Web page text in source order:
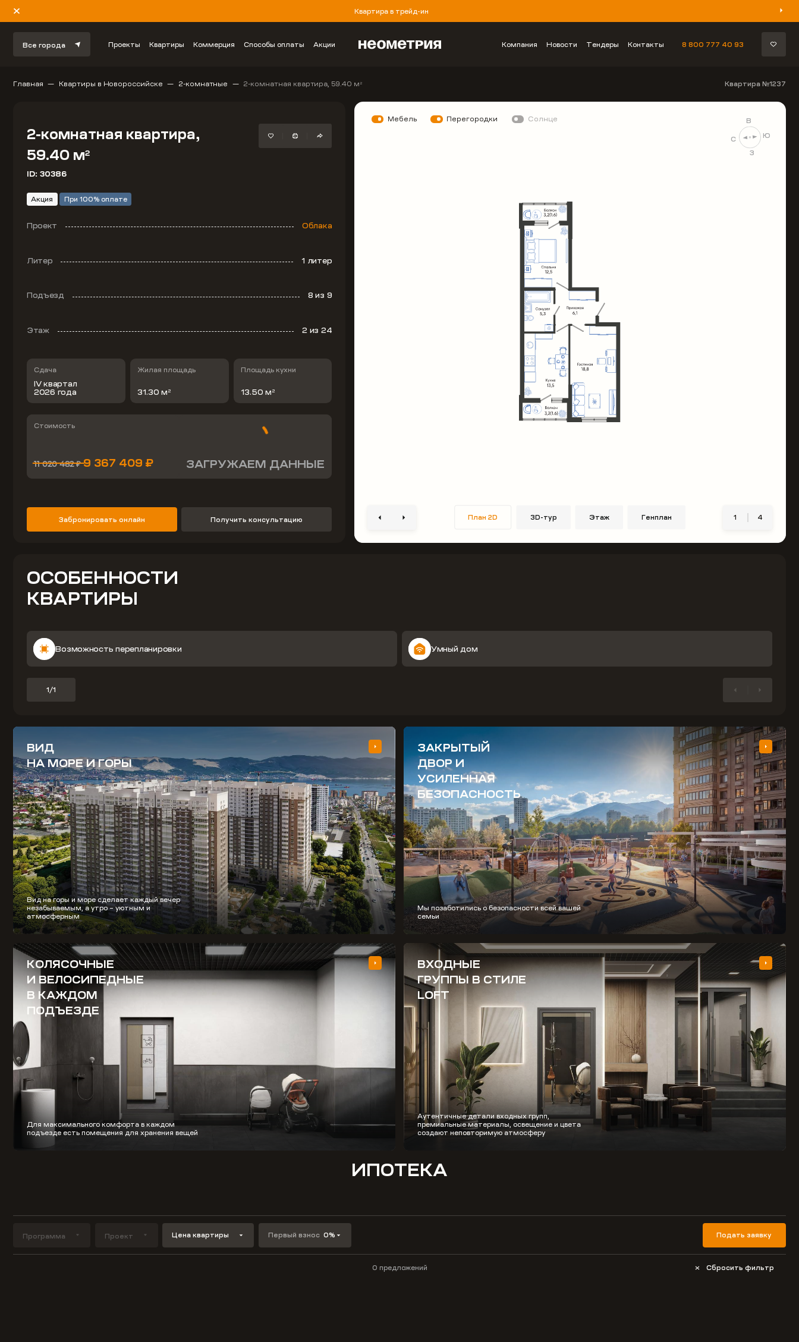
Квартира в трейд-ин
Все города Проекты Квартиры Коммерция Способы оплаты Акции Компания Новости Тендеры Контакты 8 800 777 40 93
Главная Квартиры в Новороссийске 2-комнатные 2-комнатная квартира, 59.40 м 2 Квартира №1237
2-комнатная квартира,
59.40 м2
ID: 30386
Акция При 100% оплате
Проект Облака
Литер 1 литер
Подъезд 8из 9
Этаж 2 из 24
Сдача
IV квартал
2026 года
Жилая площадь
31.30 м 2
Площадь кухни
13.50 м 2
Стоимость
11 020 482 ₽9 367 409 ₽ ЗАГРУЖАЕМ ДАННЫЕ
Забронировать онлайн Получить консультацию
С
В
Ю
З
Мебель Перегородки Солнце
План 2D 3D-тур Этаж Генплан 1 4
ОСОБЕННОСТИ
КВАРТИРЫ
Возможность перепланировки Умный дом
1/1
ВИД
НА МОРЕ И ГОРЫ
Вид на горы и море сделает каждый вечер
незабываемым, а утро – уютным и
атмосферным
ЗАКРЫТЫЙ
ДВОР И
УСИЛЕННАЯ
БЕЗОПАСНОСТЬ
Мы позаботились о безопасности всей вашей
семьи
КОЛЯСОЧНЫЕ
И ВЕЛОСИПЕДНЫЕ
В КАЖДОМ
ПОДЪЕЗДЕ
Для максимального комфорта в каждом
подъезде есть помещения для хранения вещей
ВХОДНЫЕ
ГРУППЫ В СТИЛЕ
LOFT
Аутентичные детали входных групп,
премиальные материалы, освещение и цвета
создают неповторимую атмосферу
ИПОТЕКА
Программа Проект Цена квартиры Первый взнос 0% Подать заявку
0 предложений Сбросить фильтр